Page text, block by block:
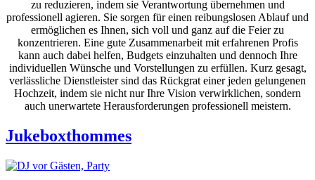
zu reduzieren, indem sie Verantwortung übernehmen und
professionell agieren. Sie sorgen für einen reibungslosen Ablauf und
ermöglichen es Ihnen, sich voll und ganz auf die Feier zu
konzentrieren. Eine gute Zusammenarbeit mit erfahrenen Profis
kann auch dabei helfen, Budgets einzuhalten und dennoch Ihre
individuellen Wünsche und Vorstellungen zu erfüllen. Kurz gesagt,
verlässliche Dienstleister sind das Rückgrat einer jeden gelungenen
Hochzeit, indem sie nicht nur Ihre Vision verwirklichen, sondern
auch unerwartete Herausforderungen professionell meistern.
Jukeboxthommes